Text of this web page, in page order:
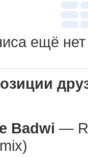
ещё
Badwi —